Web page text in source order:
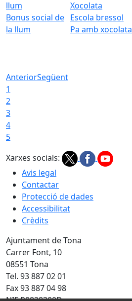
Bonus social de
la llum
Escola bressol
Pa amb xocolata
AnteriorSegüent
1
2
3
4
5
Xarxes socials:
Avis legal
Contactar
Protecció de dades
Accessibilitat
Crèdits
Ajuntament de Tona
Carrer Font, 10
08551 Tona
Tel. 93 887 02 01
Fax 93 887 04 98